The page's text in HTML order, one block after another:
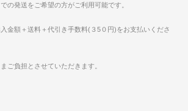
の発送をご希望の方がご利用可能です。
金額＋送料＋代引き手数料(３5０円)をお支払いくださ
ご負担とさせていただきます。